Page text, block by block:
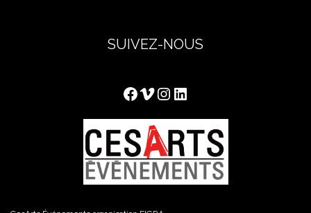
SUIVEZ-NOUS
Facebook
Vimeo
Instagram
LinkedIn